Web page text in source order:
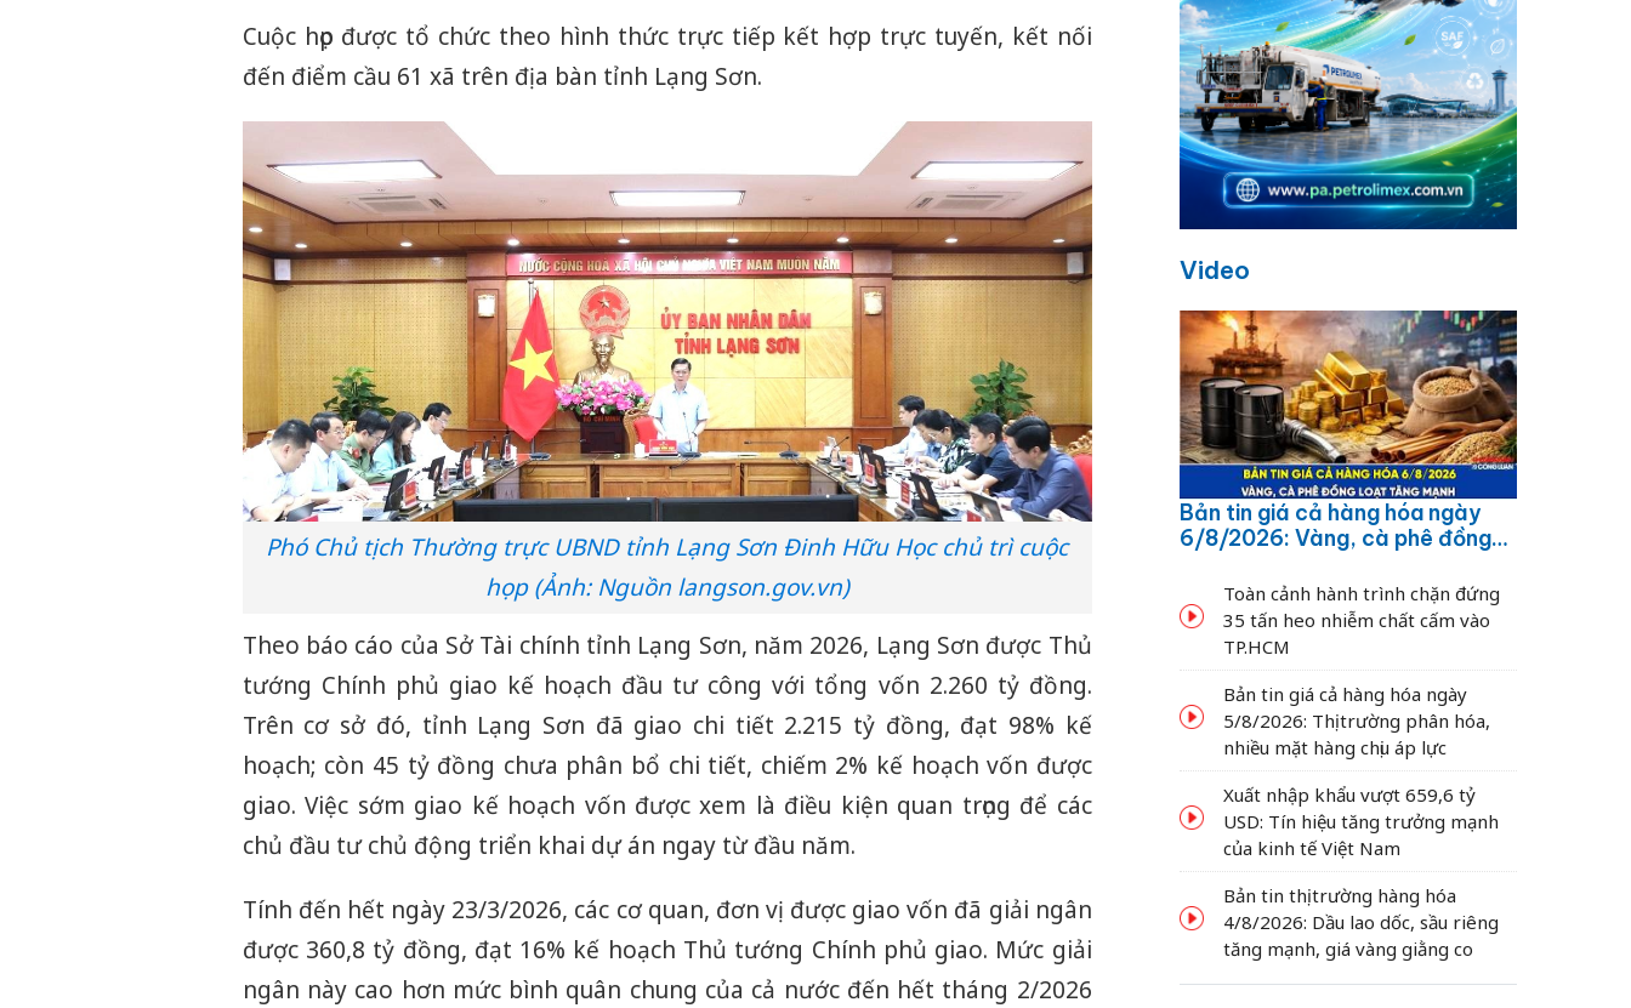
Cuộc họp được tổ chức theo hình thức trực tiếp kết hợp trực tuyến, kết nối
đến điểm cầu 61 xã trên địa bàn tỉnh Lạng Sơn.
Phó Chủ tịch Thường trực UBND tỉnh Lạng Sơn Đinh Hữu Học chủ trì cuộc
họp (Ảnh: Nguồn langson.gov.vn)
Theo báo cáo của Sở Tài chính tỉnh Lạng Sơn, năm 2026, Lạng Sơn được Thủ
tướng Chính phủ giao kế hoạch đầu tư công với tổng vốn 2.260 tỷ đồng.
Trên cơ sở đó, tỉnh Lạng Sơn đã giao chi tiết 2.215 tỷ đồng, đạt 98% kế
hoạch; còn 45 tỷ đồng chưa phân bổ chi tiết, chiếm 2% kế hoạch vốn được
giao. Việc sớm giao kế hoạch vốn được xem là điều kiện quan trọng để các
chủ đầu tư chủ động triển khai dự án ngay từ đầu năm.
Tính đến hết ngày 23/3/2026, các cơ quan, đơn vị được giao vốn đã giải ngân
được 360,8 tỷ đồng, đạt 16% kế hoạch Thủ tướng Chính phủ giao. Mức giải
ngân này cao hơn mức bình quân chung của cả nước đến hết tháng 2/2026
Video
Bản tin giá cả hàng hóa ngày
6/8/2026: Vàng, cà phê đồng
Toàn cảnh hành trình chặn đứng
35 tấn heo nhiễm chất cấm vào
TP.HCM
Bản tin giá cả hàng hóa ngày
5/8/2026: Thị trường phân hóa,
nhiều mặt hàng chịu áp lực
Xuất nhập khẩu vượt 659,6 tỷ
USD: Tín hiệu tăng trưởng mạnh
của kinh tế Việt Nam
Bản tin thị trường hàng hóa
4/8/2026: Dầu lao dốc, sầu riêng
tăng mạnh, giá vàng giằng co